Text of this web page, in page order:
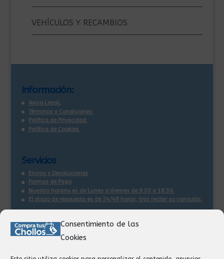
Consentimiento de las
Cookies
VEHÍCULOS Y RECAMBIOS
Información:
Aviso Legal.
Términos y Condiciones.
Política de Privacidad.
Política de Cookies.
Servicios
Envios y Devoluciones
Formas de Pago
Nuestro horario es de Lunes a Viernes de 9:30 a 18:30.
El plazo de respuesta es de 24/48 horas, tras recibir su consulta.
Contacto: